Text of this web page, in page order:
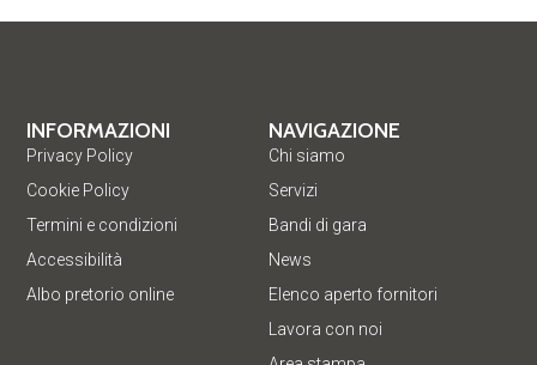
NAVIGAZIONE
Chi siamo
Servizi
Bandi di gara
News
Elenco aperto fornitori
Lavora con noi
INFORMAZIONI
Privacy Policy
Cookie Policy
Termini e condizioni
Accessibilità
Albo pretorio online